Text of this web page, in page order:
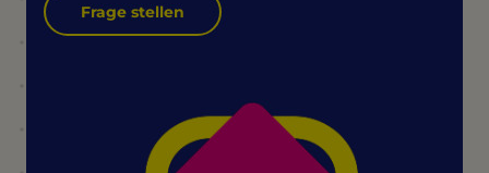
Frage stellen